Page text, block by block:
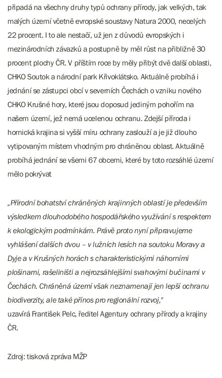
připadá na všechny druhy typů ochrany přírody, jak velkých, tak
malých území včetně evropské soustavy Natura 2000, necelých
22 procent. I to ale nestačí, už jen z důvodů evropských i
mezinárodních závazků a postupně by měl růst na přibližně 30
procent plochy ČR. V příštím roce by měly přibýt dvě další oblasti,
CHKO Soutok a národní park Křivoklátsko. Aktuálně probíhá i
jednání se zástupci obcí v severních Čechách o vzniku nového
CHKO Krušné hory, které jsou doposud jediným pohořím na
našem území, jež nemá ucelenou ochranu. Zdejší příroda i
hornická krajina si vyšší míru ochrany zaslouží a je již dlouho
vytipovaným místem vhodným pro chráněnou oblast. Aktuálně
probíhá jednání se všemi 67 obcemi, které by toto rozsáhlé území
mělo pokrývat
„Přírodní bohatství chráněných krajinných oblastí je především
výsledkem dlouhodobého hospodářského využívání s respektem
k ekologickým podmínkám. Právě proto nyní připravujeme
vyhlášení dalších dvou – v lužních lesích na soutoku Moravy a
Dyje a v Krušných horách s charakteristickými náhorními
plošinami, rašeliništi a nejrozsáhlejšími svahovými bučinami v
Čechách. Chráněná území však neznamenají jen lepší ochranu
biodiverzity, ale také přínos pro regionální rozvoj,"
uzavírá František Pelc, ředitel Agentury ochrany přírody a krajiny
ČR.
Zdroj: tisková zpráva MŽP